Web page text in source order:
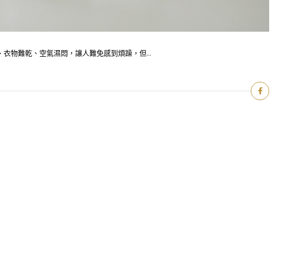
物難乾、空氣濕悶，讓人難免感到煩躁，但...